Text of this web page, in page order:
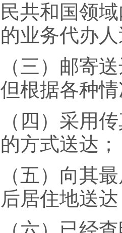
民共和国领
的业务代办
（三）邮寄
但根据各种
（四）采用
的方式送达；
（五）向其
后居住地送